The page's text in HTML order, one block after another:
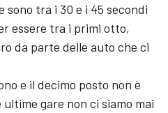
tra i 30 e i 45 secondi
essere tra i primi otto,
da parte delle auto che ci
e il decimo posto non è
gare non ci siamo mai